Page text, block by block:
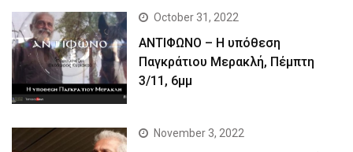
October 31, 2022
ΑΝΤΙΦΩΝΟ – Η υπόθεση
Παγκράτιου Μερακλή, Πέμπτη
3/11, 6μμ
November 3, 2022